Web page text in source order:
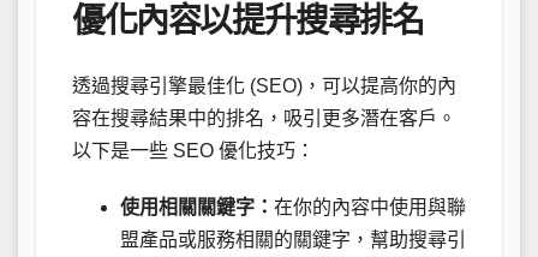
優化內容以提升搜尋排名
透過搜尋引擎最佳化 (SEO)，可以提高你的內
容在搜尋結果中的排名，吸引更多潛在客戶。
以下是一些 SEO 優化技巧：
使用相關關鍵字： 在你的內容中使用與聯
盟產品或服務相關的關鍵字，幫助搜尋引